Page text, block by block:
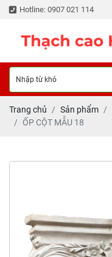
Hotline: 0907 021 114
Trang chủ Sản phẩm
ỐP CỘT MẪU 18